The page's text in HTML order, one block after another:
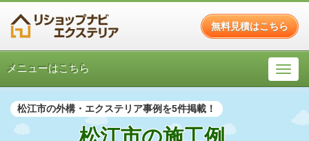
無料見積はこちら
メニューはこちら
松江市の外構・エクステリア事例を5件掲載！
松江市の施工例